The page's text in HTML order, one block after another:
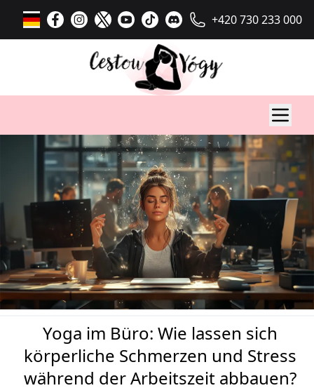
+420 730 233 000
Yoga im Büro: Wie lassen sich
körperliche Schmerzen und Stress
während der Arbeitszeit abbauen?